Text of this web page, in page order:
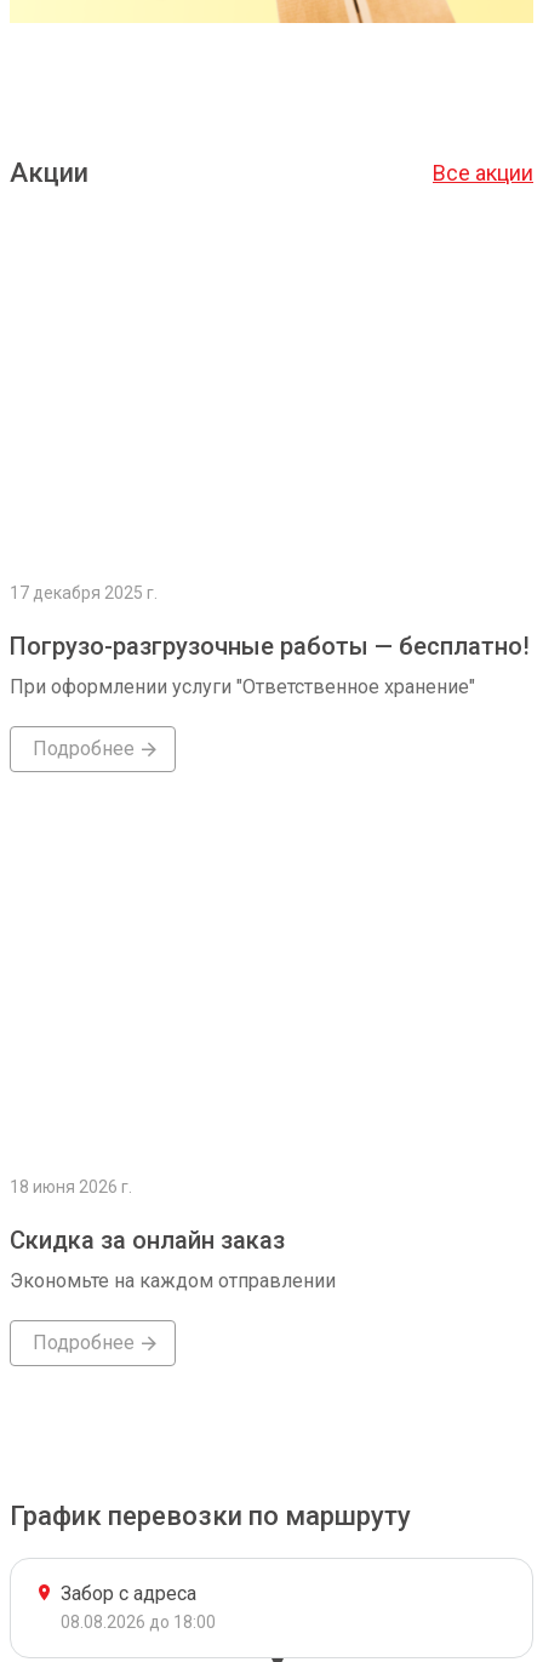
Акции Все акции
17 декабря 2025 г.
Погрузо-разгрузочные работы — бесплатно!
При оформлении услуги "Ответственное хранение"
Подробнее
18 июня 2026 г.
Скидка за онлайн заказ
Экономьте на каждом отправлении
Подробнее
График перевозки по маршруту
Забор с адреса
08.08.2026 до 18:00